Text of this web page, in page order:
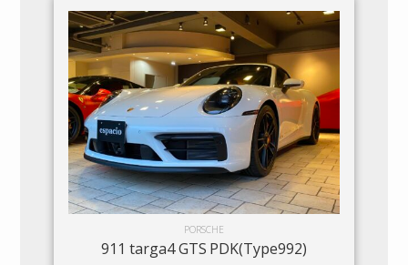
PORSCHE
911 targa4 GTS PDK(Type992)